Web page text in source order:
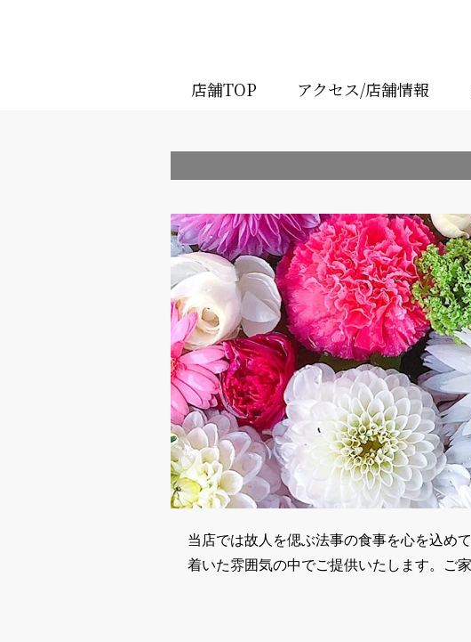
店舗TOP アクセス/店舗情報
当店では故人を偲ぶ法事の食事を心を込め
着いた雰囲気の中でご提供いたします。ご